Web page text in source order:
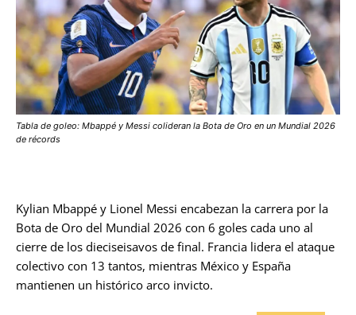
Tabla de goleo: Mbappé y Messi colideran la Bota de Oro en un Mundial 2026
de récords
Kylian Mbappé y Lionel Messi encabezan la carrera por la
Bota de Oro del Mundial 2026 con 6 goles cada uno al
cierre de los dieciseisavos de final. Francia lidera el ataque
colectivo con 13 tantos, mientras México y España
mantienen un histórico arco invicto.